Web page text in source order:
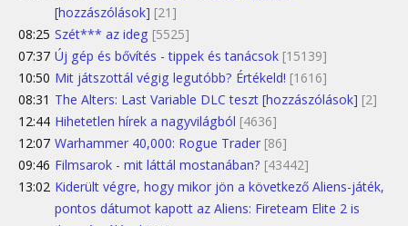
[hozzászólások] [21]
08:25 Szét*** az ideg [5525]
07:37 Új gép és bővítés - tippek és tanácsok [15139]
10:50 Mit játszottál végig legutóbb? Értékeld! [1616]
08:31 The Alters: Last Variable DLC teszt [hozzászólások] [2]
12:44 Hihetetlen hírek a nagyvilágból [4636]
12:07 Warhammer 40,000: Rogue Trader [86]
09:46 Filmsarok - mit láttál mostanában? [43442]
13:02 Kiderült végre, hogy mikor jön a következő Aliens-játék,
pontos dátumot kapott az Aliens: Fireteam Elite 2 is